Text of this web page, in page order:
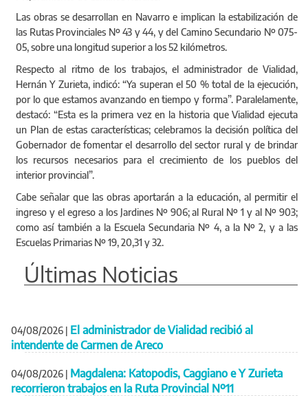
Las obras se desarrollan en Navarro e implican la estabilización de
las Rutas Provinciales Nº 43 y 44, y del Camino Secundario Nº 075-
05, sobre una longitud superior a los 52 kilómetros.
Respecto al ritmo de los trabajos, el administrador de Vialidad,
Hernán Y Zurieta, indicó: “Ya superan el 50 % total de la ejecución,
por lo que estamos avanzando en tiempo y forma”. Paralelamente,
destacó: “Esta es la primera vez en la historia que Vialidad ejecuta
un Plan de estas características; celebramos la decisión política del
Gobernador de fomentar el desarrollo del sector rural y de brindar
los recursos necesarios para el crecimiento de los pueblos del
interior provincial”.
Cabe señalar que las obras aportarán a la educación, al permitir el
ingreso y el egreso a los Jardines Nº 906; al Rural Nº 1 y al Nº 903;
como así también a la Escuela Secundaria Nº 4, a la Nº 2, y a las
Escuelas Primarias Nº 19, 20,31 y 32.
Últimas Noticias
04/08/2026 | El administrador de Vialidad recibió al
intendente de Carmen de Areco
04/08/2026 | Magdalena: Katopodis, Caggiano e Y Zurieta
recorrieron trabajos en la Ruta Provincial Nº11